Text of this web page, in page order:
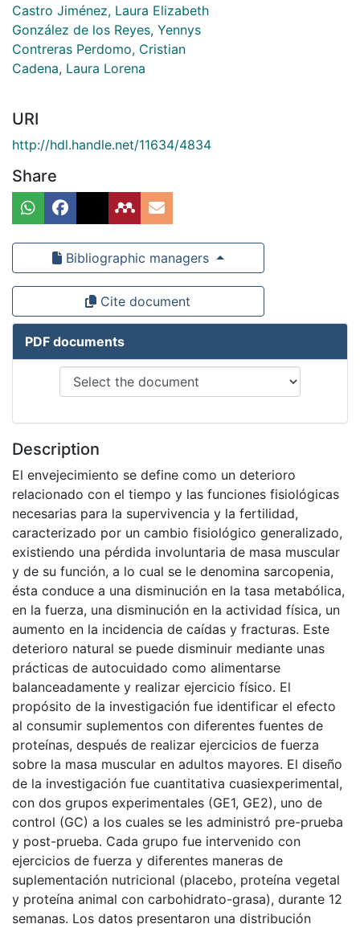
Castro Jiménez, Laura Elizabeth
González de los Reyes, Yennys
Contreras Perdomo, Cristian
Cadena, Laura Lorena
URI
http://hdl.handle.net/11634/4834
Share
Bibliographic managers
Cite document
PDF documents
Description
El envejecimiento se define como un deterioro
relacionado con el tiempo y las funciones fisiológicas
necesarias para la supervivencia y la fertilidad,
caracterizado por un cambio fisiológico generalizado,
existiendo una pérdida involuntaria de masa muscular
y de su función, a lo cual se le denomina sarcopenia,
ésta conduce a una disminución en la tasa metabólica,
en la fuerza, una disminución en la actividad física, un
aumento en la incidencia de caídas y fracturas. Este
deterioro natural se puede disminuir mediante unas
prácticas de autocuidado como alimentarse
balanceadamente y realizar ejercicio físico. El
propósito de la investigación fue identificar el efecto
al consumir suplementos con diferentes fuentes de
proteínas, después de realizar ejercicios de fuerza
sobre la masa muscular en adultos mayores. El diseño
de la investigación fue cuantitativa cuasiexperimental,
con dos grupos experimentales (GE1, GE2), uno de
control (GC) a los cuales se les administró pre-prueba
y post-prueba. Cada grupo fue intervenido con
ejercicios de fuerza y diferentes maneras de
suplementación nutricional (placebo, proteína vegetal
y proteína animal con carbohidrato-grasa), durante 12
semanas. Los datos presentaron una distribución